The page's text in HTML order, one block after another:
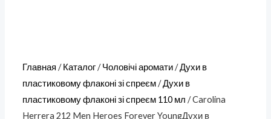
Главная /Каталог/Чоловічі аромати/Духи в
пластиковому флаконі зі спреєм/Духи в
пластиковому флаконі зі спреєм 110 мл / Carolina
Herrera 212 Men Heroes Forever YoungДухи в
пластиковому
флаконі
зі